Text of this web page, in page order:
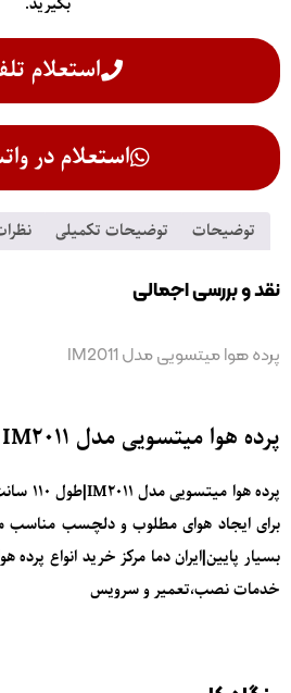
استعلام
استعلام در
توضیحات توضیحات تکمیلی
نقد و بررسی اجمالی
پرده هوا میتسویی مدل IM2011
پرده هوا میتسویی مدل IM2011
برای ایجاد هوای مطلوب و دلچسب
بسیار پایین|ایران دما مرکز خرید انواع پرده
خدمات نصب،تعمیر و سرویس